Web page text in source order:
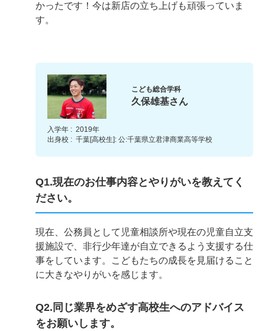
かったです！今は新店の立ち上げも頑張っていま
す。
こども総合学科
久保雄基さん
入学年 : 2019年
出身校 : 千葉[高校生]: 公:千葉県立君津商業高等学校
Q1.現在のお仕事内容とやりがいを教えてく
ださい。
現在、公務員として児童相談所や現在の児童自立支
援施設で、非行少年達が自立できるよう支援する仕
事をしています。こどもたちの成長を見届けること
に大きなやりがいを感じます。
Q2.同じ業界をめざす高校生へのアドバイス
をお願いします。